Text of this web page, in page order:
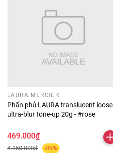
LAURA MERCIER
Phấn phủ LAURA translucent loose
ultra-blur tone-up 20g - #rose
469.000₫
4.150.000₫ -89%